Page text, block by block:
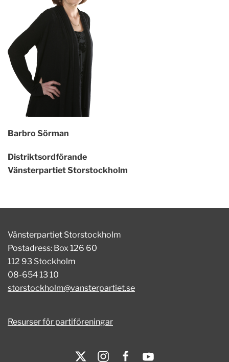
Barbro Sörman
Distriktsordförande
Vänsterpartiet Storstockholm
Vänsterpartiet Storstockholm
Postadress: Box 126 60
112 93 Stockholm
08-654 13 10
storstockholm@vansterpartiet.se
Resurser för partiföreningar